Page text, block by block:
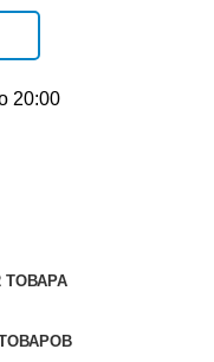
20:00
ТОВАРА